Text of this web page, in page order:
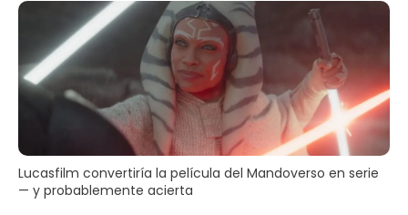
Lucasfilm convertiría la película del Mandoverso en serie
— y probablemente acierta